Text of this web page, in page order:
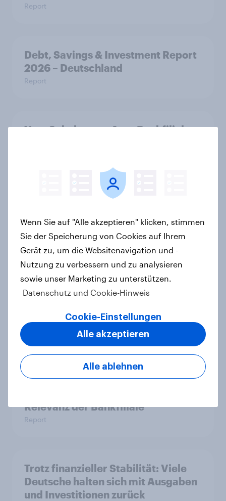
Report
Debt, Savings & Investment Report
2026 – Deutschland
Report
Vom Schalter zur App: Bankfiliale
Mobile Banking
Artikel
Alkoholkonsum im Wandel​ -
Zwischen Tradition und neuen
Erwartungen
Report
Auto rankings 2026 Switzerland:
Driving brand preference
Report
Relevanz der Bankfiliale
Report
Trotz finanzieller Stabilität: Viele
Deutsche halten sich mit Ausgaben
und Investitionen zurück
Wenn Sie auf "Alle akzeptieren" klicken, stimmen
Sie der Speicherung von Cookies auf Ihrem
Gerät zu, um die Websitenavigation und -
Nutzung zu verbessern und zu analysieren
sowie unser Marketing zu unterstützen.
Datenschutz und Cookie-Hinweis
Cookie-Einstellungen
Alle ablehnen
Alle akzeptieren